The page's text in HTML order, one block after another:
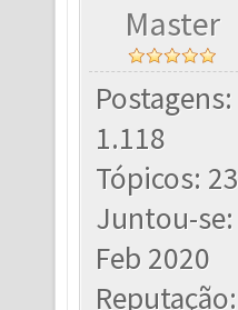
Master
Postagens:
1.118
Tópicos: 23
Juntou-se:
Feb 2020
Reputação: